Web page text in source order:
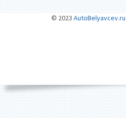
© 2023 AutoBelyavcev.ru